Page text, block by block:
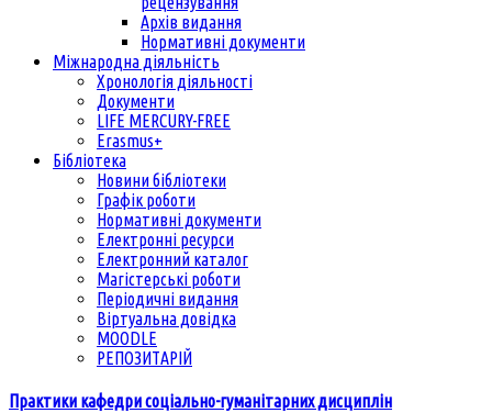
Архів видання
Нормативні документи
Міжнародна діяльність
Хронологія діяльності
Документи
LIFE MERCURY-FREE
Erasmus+
Бібліотека
Новини бібліотеки
Графік роботи
Нормативні документи
Електронні ресурси
Електронний каталог
Магістерські роботи
Періодичні видання
Віртуальна довідка
MOODLE
РЕПОЗИТАРІЙ
Практики кафедри соціально-гуманітарних дисциплін